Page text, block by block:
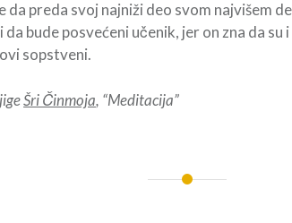
da preda svoj najniži deo svom najvišem
da bude posvećeni učenik, jer on zna da su
sopstveni.
Šri Činmoja, “Meditacija”